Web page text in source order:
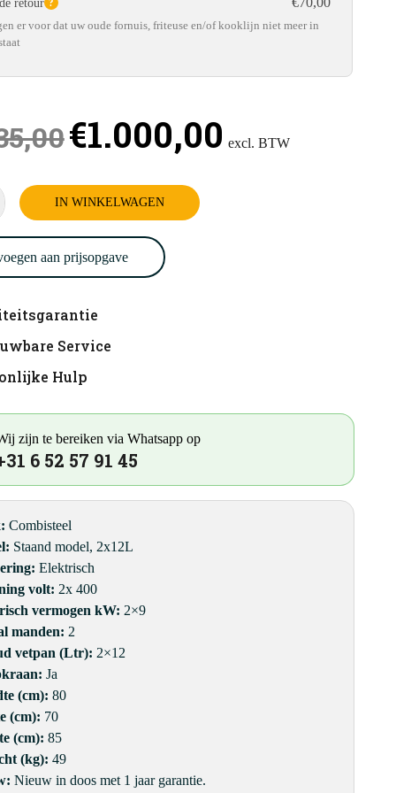
retour ?
er voor dat uw oude fornuis, friteuse en/of kooklijn niet meer in
€1.000,00
IN WINKELWAGEN
aan prijsopgave
Service
Hulp
zijn te bereiken via Whatsapp op
6 52 57 91 45
Combisteel
Staand model, 2x12L
Elektrisch
volt: 2x 400
vermogen kW: 2×9
manden: 2
vetpan (Ltr): 2×12
Ja
(cm): 80
(cm): 70
(cm): 85
(kg): 49
Nieuw in doos met 1 jaar garantie.